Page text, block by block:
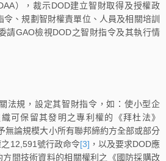
），裁示DOD建立智財取得及授權政
、規劃智財權責單位、人員及相關培訓
請GAO檢視DOD之智財指令及其執行情
規，設定其智財指令，如：使小型企
可保留其發明之專利權的《拜杜法》
無論規模大小所有聯邦締約方全部或部分
12,591號行政命令[3] ，以及要求DOD應
間技術資料的相關權利之《國防採購改